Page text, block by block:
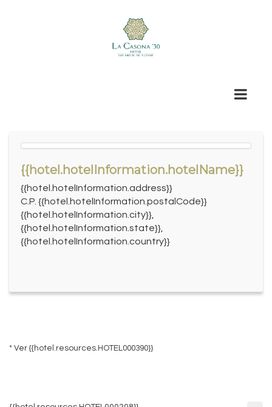
{{hotel.hotelInformation.hotelName}}
{{hotel.hotelInformation.address}}
C.P. {{hotel.hotelInformation.postalCode}}
{{hotel.hotelInformation.city}},
{{hotel.hotelInformation.state}},
{{hotel.hotelInformation.country}}
* Ver{{hotel.resources.HOTEL000390}}